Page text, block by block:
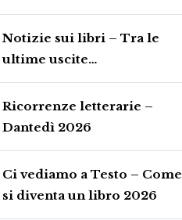
Notizie sui libri – Tra le
ultime uscite…
Ricorrenze letterarie –
Dantedì 2026
Ci vediamo a Testo – Come
si diventa un libro 2026